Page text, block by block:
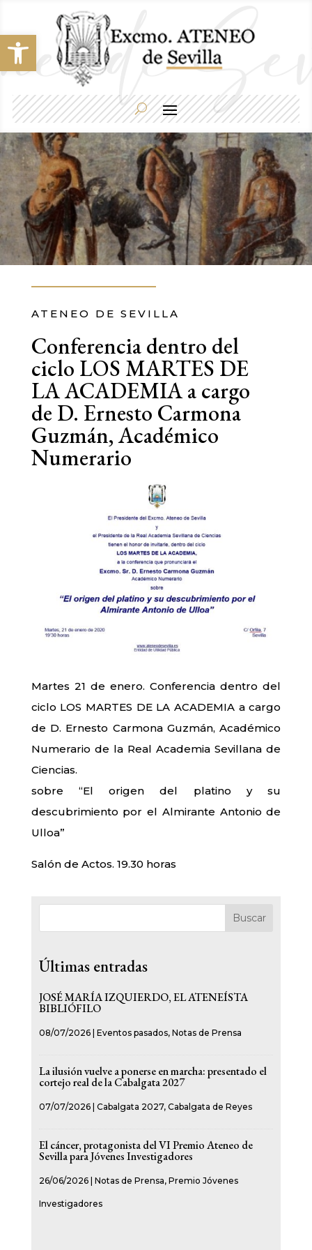
Abrir barra de herramientas
ATENEO DE SEVILLA
Conferencia dentro del
ciclo LOS MARTES DE
LA ACADEMIA a cargo
de D. Ernesto Carmona
Guzmán, Académico
Numerario
Martes 21 de enero. Conferencia dentro del
ciclo LOS MARTES DE LA ACADEMIA a cargo
de D. Ernesto Carmona Guzmán, Académico
Numerario de la Real Academia Sevillana de
Ciencias.
sobre “El origen del platino y su
descubrimiento por el Almirante Antonio de
Ulloa”
Salón de Actos. 19.30 horas
Buscar
Últimas entradas
JOSÉ MARÍA IZQUIERDO, EL ATENEÍSTA
BIBLIÓFILO
08/07/2026| Eventos pasados, Notas de Prensa
La ilusión vuelve a ponerse en marcha: presentado el
cortejo real de la Cabalgata 2027
07/07/2026| Cabalgata 2027, Cabalgata de Reyes
El cáncer, protagonista del VI Premio Ateneo de
Sevilla para Jóvenes Investigadores
26/06/2026| Notas de Prensa, Premio Jóvenes
Investigadores